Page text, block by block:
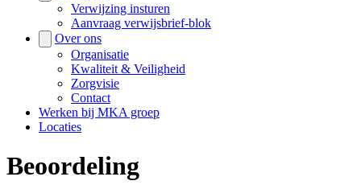
Verwijzing insturen
Aanvraag verwijsbrief-blok
Over ons
Organisatie
Kwaliteit & Veiligheid
Zorgvisie
Contact
Werken bij MKA groep
Locaties
Beoordeling